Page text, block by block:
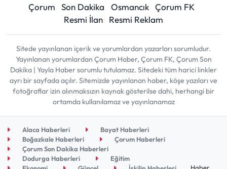
Çorum Son Dakika Osmancık Çorum FK
Resmi İlan
Resmi Reklam
Sitede yayınlanan içerik ve yorumlardan yazarları sorumludur.
Yayınlanan yorumlardan Çorum Haber, Çorum FK, Çorum Son
Dakika | Yayla Haber sorumlu tutulamaz. Sitedeki tüm harici linkler
ayrı bir sayfada açılır. Sitemizde yayınlanan haber, köşe yazıları ve
fotoğraflar izin alınmaksızın kaynak gösterilse dahi, herhangi bir
ortamda kullanılamaz ve yayınlanamaz
Alaca Haberleri
Bayat Haberleri
Boğazkale Haberleri
Çorum Haberleri
Çorum Son Dakika Haberleri
Dodurga Haberleri
Eğitim